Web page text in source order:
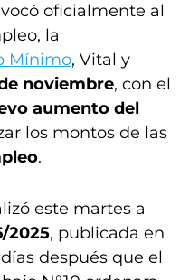
oficialmente al
la
Mínimo, Vital y
noviembre, con el
aumento del
los montos de las
.
este martes a
2025, publicada en
después que el